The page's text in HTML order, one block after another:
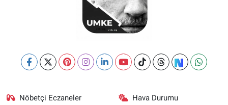
Nöbetçi Eczaneler Hava Durumu